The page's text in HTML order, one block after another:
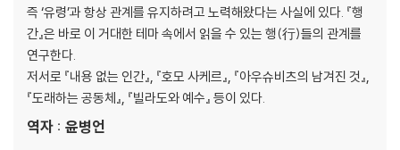
즉 ‘유령’과 항상 관계를 유지하려고 노력해왔다는 사실에 있다. 『행
간』은 바로 이 거대한 테마 속에서 읽을 수 있는 행(行)들의 관계를
연구한다.
저서로 『내용 없는 인간』, 『호모 사케르』, 『아우슈비츠의 남겨진 것』,
『도래하는 공동체』, 『빌라도와 예수』 등이 있다.
역자 : 윤병언